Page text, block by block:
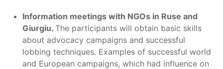
Information meetings with NGOs in Ruse and
Giurgiu. The participants will obtain basic skills
about advocacy campaigns and successful
lobbing techniques. Examples of successful world
and European campaigns, which had influence on